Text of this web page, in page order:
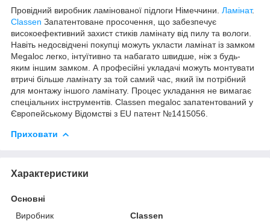
Провідний виробник ламінованої підлоги Німеччини. Ламінат.
Classen Запатентоване просочення, що забезпечує
високоефективний захист стиків ламінату від пилу та вологи.
Навіть недосвідчені покупці можуть укласти ламінат із замком
Megaloc легко, інтуїтивно та набагато швидше, ніж з будь-
яким іншим замком. А професійні укладачі можуть монтувати
втричі більше ламінату за той самий час, який їм потрібний
для монтажу іншого ламінату. Процес укладання не вимагає
спеціальних інструментів. Classen megaloc запатентований у
Європейському Відомстві з EU патент №1415056.
Приховати
Характеристики
Основні
Виробник
Classen